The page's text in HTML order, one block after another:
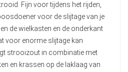
Fijn voor tijdens het rijden,
voor de slijtage van je
de wielkasten en de onderkant
voor enorme slijtage kan
strooizout in combinatie met
en krassen op de laklaag van